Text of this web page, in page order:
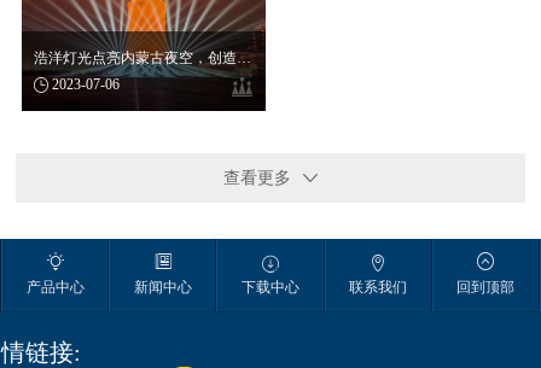
浩洋灯光点亮内蒙古夜空，创造极致的光色之美
2023-07-06
查看更多 

产品中心

新闻中心

下载中心

联系我们

回到顶部
链接: